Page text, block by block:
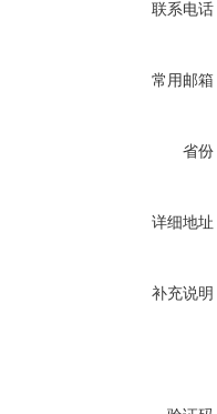
联系电话
常用邮箱
省份
详细地址
补充说明